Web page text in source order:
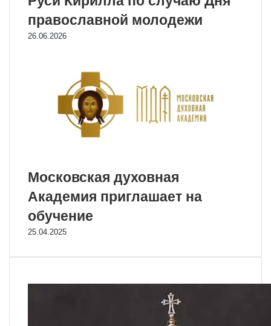
православной молодежи
26.06.2026
Московская духовная
Академия приглашает на
обучение
25.04.2025